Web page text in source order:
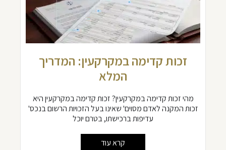
זכות קדימה במקרקעין: המדריך
המלא
מהי זכות קדימה במקרקעין? זכות קדימה במקרקעין היא
זכות המקנה לאדם מסוים' שאינו בעל הזכויות הרשום בנכס'
עדיפות ברכישתו, בטרם יוכל
קרא עוד